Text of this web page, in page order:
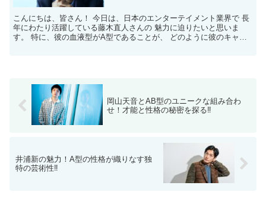
こんにちは、皆さん！ 今日は、日本のエンターテイメント業界で 長
年にわたり活躍している藤木直人さんの 魅力に迫りたいと思いま
す。 特に、彼の血液型がA型であることが、 どのように彼のキャリ
岡山天音とAB型のユニークな組み合わ
せ！才能と性格の秘密を探る‼
井浦新の魅力！A型の性格が織りなす独
特の芸術性‼